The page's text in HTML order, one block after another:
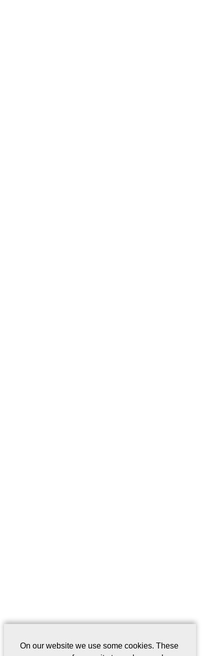
On our website we use some cookies. These